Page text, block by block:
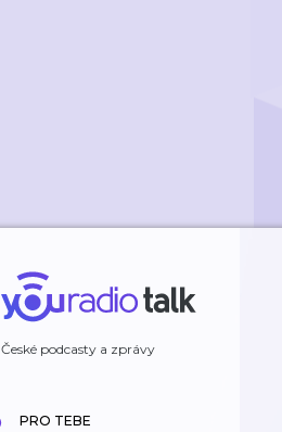
České podcasty a zprávy
PRO TEBE